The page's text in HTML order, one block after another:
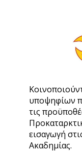
υποψηφίων
τις
εισαγωγή
Ακαδημίας.